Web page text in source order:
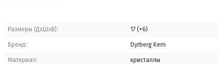
Размеры (ДхШхВ): 17 (+6)
Бренд: Dyrberg Kern
Материал: кристаллы